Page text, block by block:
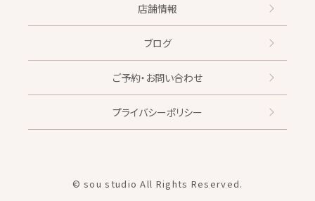
店舗情報
ブログ
ご予約・お問い合わせ
プライバシーポリシー
© sou studio All Rights Reserved.